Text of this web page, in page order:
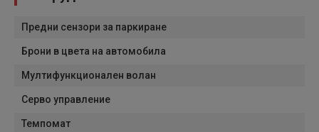
Предни сензори за паркиране
Брони в цвета на автомобила
Мултифункционален волан
Серво управление
Темпомат